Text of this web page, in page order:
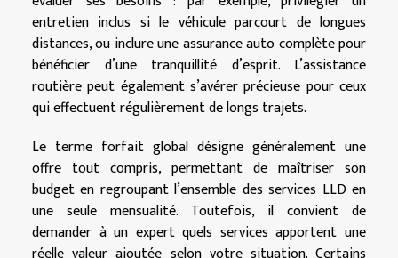
entretien inclus si le véhicule parcourt de longues
distances, ou inclure une assurance auto complète pour
bénéficier d’une tranquillité d’esprit. L’assistance
routière peut également s’avérer précieuse pour ceux
qui effectuent régulièrement de longs trajets.
Le terme forfait global désigne généralement une
offre tout compris, permettant de maîtriser son
budget en regroupant l’ensemble des services LLD en
une seule mensualité. Toutefois, il convient de
demander à un expert quels services apportent une